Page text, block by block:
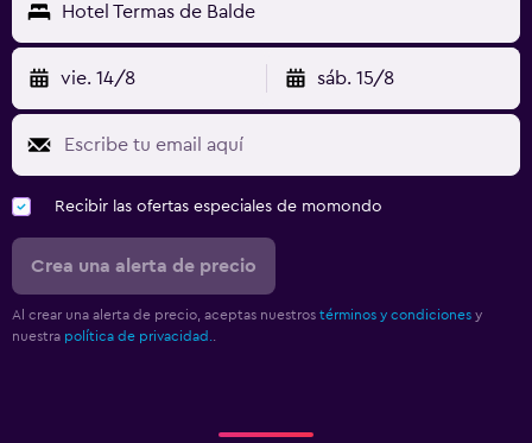
Hotel Termas de Balde
vie. 14/8 sáb. 15/8
Recibir las ofertas especiales de momondo
Crea una alerta de precio
Al crear una alerta de precio, aceptas nuestros términos y condiciones y
nuestra política de privacidad.